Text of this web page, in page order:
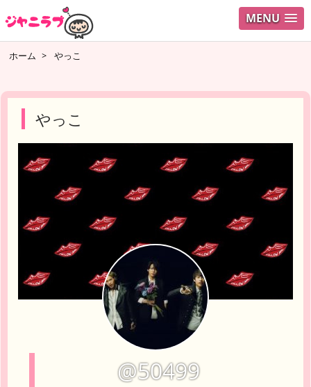
MENU ログイ
ホーム > やっこ
やっこ
@50499